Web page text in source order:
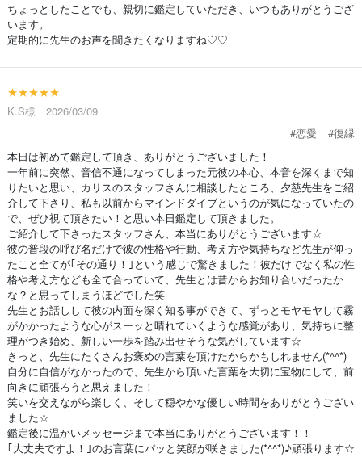
ちょっとしたことでも、親切に鑑定していただき、いつもありがとうござ
います。
定期的に先生のお声を聞きたくなりますね♡♡
★★★★★
K.S様 2026/03/09
#恋愛
#復縁
本日は初めて鑑定して頂き、ありがとうございました！
一年前に突然、音信不通になってしまった元彼の本心、本音を深くまで知
りたいと思い、カリスのスタッフさんに相談したところ、夕慈先生をご紹
介して下さり、私も以前からマインドダイブというのが気になっていたの
で、ぜひ視て頂きたい！と思い本日鑑定して頂きました。
ご紹介して下さったスタッフさん、本当にありがとうございます☆
彼の普段の呼び名だけで彼の性格や行動、考え方や気持ちなど先生が仰っ
たこと全てが｢その通り！｣という感じで驚きました！彼だけでなく私の性
格や考え方なども全て合っていて、先生とは昔からお知り合いだったか
な？と思ってしまうほどでした笑
先生とお話しして彼の内面を深く知る事ができて、ずっとモヤモヤして霧
がかかったような心がスーッと晴れていくような感覚があり、気持ちに整
理がつき始め、新しい一歩を踏み出せそうな気がしています☆
きっと、先生にたくさんお褒めの言葉を頂けたからかもしれません(*^^*)
自分に自信がなかったので、先生から頂いた言葉を大切に宝物にして、前
向きに頑張ろうと思えました！
笑いを交えながら楽しく、そして穏やかな優しい時間をありがとうござい
ました☆
鑑定後に温かいメッセージまで本当にありがとうございます！！
｢大丈夫ですよ！｣のお言葉にパッと笑顔が咲きました(*^^*)♪頑張ります☆